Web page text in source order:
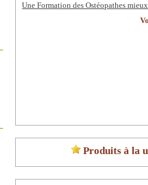
Une Formation des Ostéopathes
Produits à la